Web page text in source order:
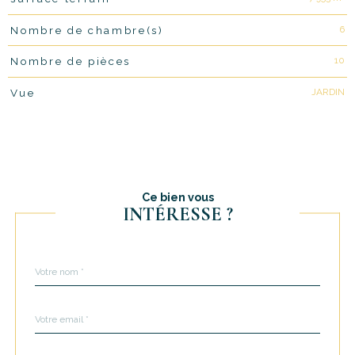
Nombre de chambre(s) 6
Nombre de pièces 10
Vue JARDIN
Ce bien vous
INTÉRESSE ?
par
*
*